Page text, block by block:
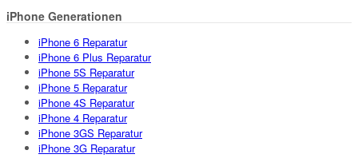
iPhone Generationen
iPhone 6 Reparatur
iPhone 6 Plus Reparatur
iPhone 5S Reparatur
iPhone 5 Reparatur
iPhone 4S Reparatur
iPhone 4 Reparatur
iPhone 3GS Reparatur
iPhone 3G Reparatur